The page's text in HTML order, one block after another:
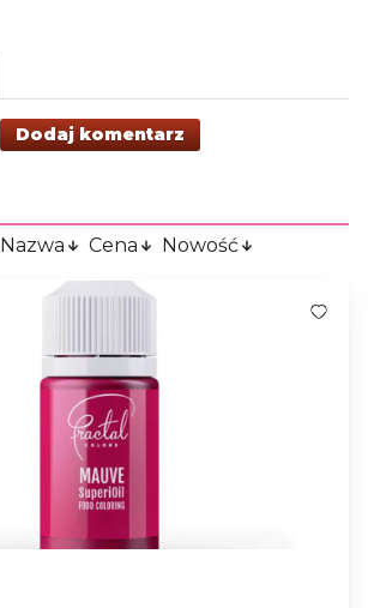
Dodaj komentarz
Nazwa Cena Nowość